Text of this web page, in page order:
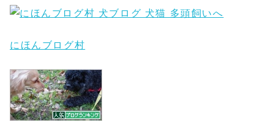
にほんブログ村